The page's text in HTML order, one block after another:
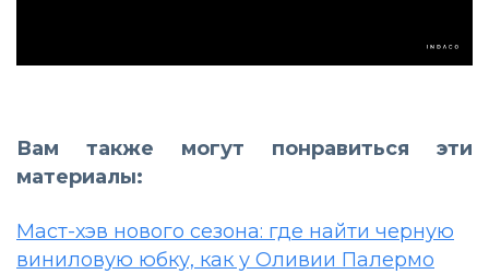
Вам также могут понравиться эти
материалы:
Маст-хэв нового сезона: где найти черную
виниловую юбку, как у Оливии Палермо